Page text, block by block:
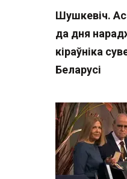
Шушкевіч.
да дня
кіраўніка
Беларусі